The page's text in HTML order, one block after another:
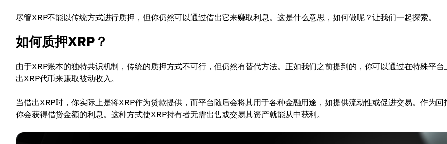
尽管XRP不能以传统方式进行质押，但你仍然可以通过借出它来赚取利息。这是什么意思，如何做呢？让我们一起探索。
如何质押XRP？
由于XRP账本的独特共识机制，传统的质押方式不可行，但仍然有替代方法。正如我们之前提到的，你可以通过在特殊平台
出XRP代币来赚取被动收入。
当借出XRP时，你实际上是将XRP作为贷款提供，而平台随后会将其用于各种金融用途，如提供流动性或促进交易。作为回
你会获得借贷金额的利息。这种方式使XRP持有者无需出售或交易其资产就能从中获利。